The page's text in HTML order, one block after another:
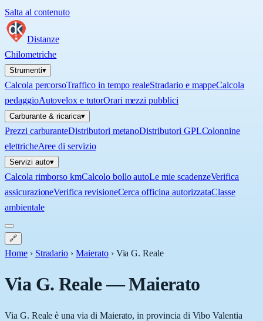
Salta al contenuto
Distanze
Chilometriche
Strumenti▾
Calcola percorsoTraffico in tempo realeStradario e mappeCalcola
pedaggioAutovelox e tutorOrari mezzi pubblici
Carburante & ricarica▾
Prezzi carburanteDistributori metanoDistributori GPLColonnine
elettricheAree di servizio
Servizi auto▾
Calcola rimborso kmCalcolo bollo autoLe mie scadenzeVerifica
assicurazioneVerifica revisioneCerca officina autorizzataClasse
ambientale
🔗
Home › Stradario › Maierato › Via G. Reale
Via G. Reale—Maierato
Via G. Reale è una via di Maierato, in provincia di Vibo Valentia